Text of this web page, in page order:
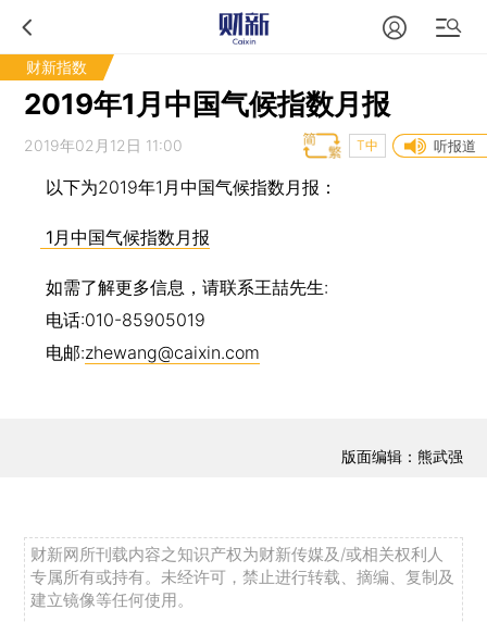
财新指数
2019年1月中国气候指数月报
2019年02月12日 11:00 听报道
T中
以下为2019年1月中国气候指数月报：
1月中国气候指数月报
如需了解更多信息，请联系王喆先生:
电话:010-85905019
电邮:zhewang@caixin.com
版面编辑：熊武强
财新网所刊载内容之知识产权为财新传媒及/或相关权利人
专属所有或持有。未经许可，禁止进行转载、摘编、复制及
建立镜像等任何使用。